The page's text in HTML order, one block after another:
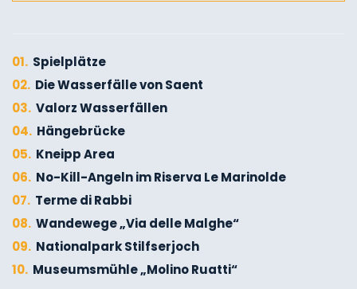
01. Spielplätze
02. Die Wasserfälle von Saent
03. Valorz Wasserfällen
04. Hängebrücke
05. Kneipp Area
06. No-Kill-Angeln im Riserva Le Marinolde
07. Terme di Rabbi
08. Wandewege „Via delle Malghe“
09. Nationalpark Stilfserjoch
10. Museumsmühle „Molino Ruatti“